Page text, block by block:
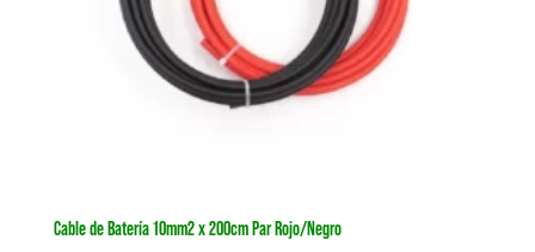
Cable de Batería 10mm2 x 200cm Par Rojo/Negro